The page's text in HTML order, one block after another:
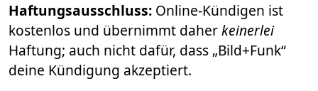
Haftungsausschluss: Online-Kündigen ist
kostenlos und übernimmt daherkeinerlei
Haftung; auch nicht dafür, dass „Bild+Funk“
deine Kündigung akzeptiert.